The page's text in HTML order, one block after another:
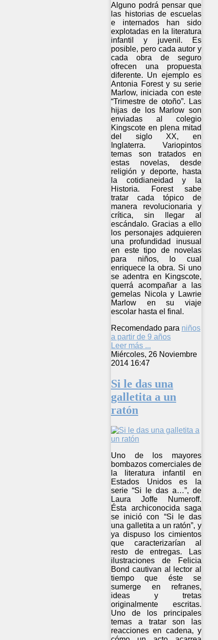
Alguno podrá pensar que
las historias de escuelas
e internados han sido
explotadas en la literatura
infantil y juvenil. Es
posible, pero cada autor y
cada obra de seguro
ofrecen una propuesta
diferente. Un ejemplo es
Antonia Forest y su serie
Marlow, iniciada con este
“Trimestre de otoño”. Las
hijas de los Marlow son
enviadas al colegio
Kingscote en plena mitad
del siglo XX, en
Inglaterra. Variopintos
temas son tratados en
estas novelas, desde
religión y deporte, hasta
la cotidianeidad y la
Historia. Forest sabe
tratar cada tópico de
manera revolucionaria y
crítica, sin llegar al
escándalo. Gracias a ello
los personajes adquieren
una profundidad inusual
en este tipo de novelas
para niños, lo cual
enriquece la obra. Si uno
se adentra en Kingscote,
querrá acompañar a las
gemelas Nicola y Lawrie
Marlow en su viaje
escolar hasta el final.
Recomendado para niños
a partir de 9 años
Leer más ...
Miércoles, 26 Noviembre
2014 16:47
Si le das una
galletita a un
ratón
Uno de los mayores
bombazos comerciales de
la literatura infantil en
Estados Unidos es la
serie “Si le das a…”, de
Laura Joffe Numeroff.
Ésta archiconocida saga
se inició con “Si le das
una galletita a un ratón”, y
ya dispuso los cimientos
que caracterizarían al
resto de entregas. Las
ilustraciones de Felicia
Bond cautivan al lector al
tiempo que éste se
sumerge en refranes,
ideas y tretas
originalmente escritas.
Uno de los principales
temas a tratar son las
reacciones en cadena, y